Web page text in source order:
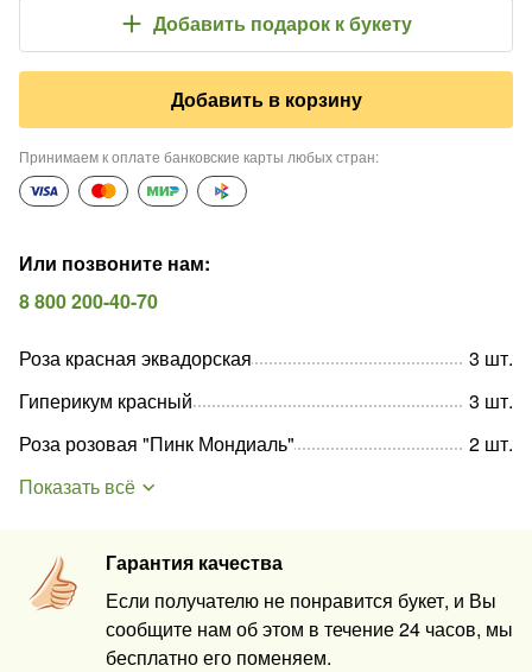
Добавить подарок к букету
Добавить в корзину
Принимаем к оплате банковские карты любых стран:
Или позвоните нам:
8 800 200-40-70
Гарантия качества
Если получателю не понравится букет, и Вы
сообщите нам об этом в течение 24 часов, мы
бесплатно его поменяем.
Роза красная эквадорская 3 шт.
Гиперикум красный
3 шт.
Роза розовая "Пинк Мондиаль"
2 шт.
Показать всё